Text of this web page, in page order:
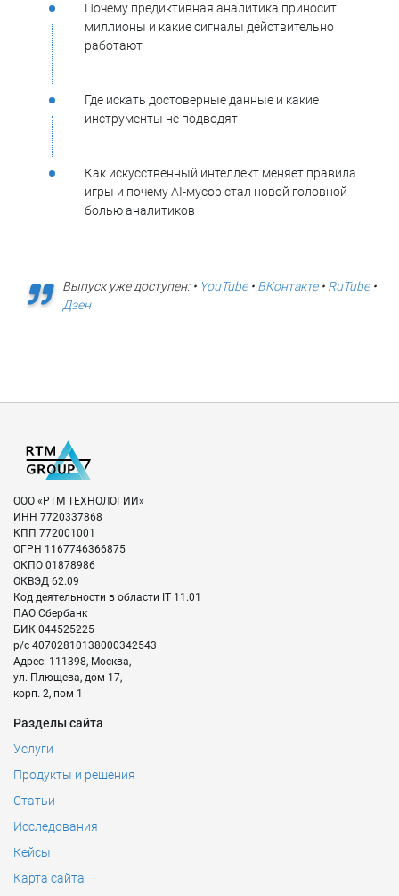
Почему предиктивная аналитика приносит
миллионы и какие сигналы действительно
работают
Где искать достоверные данные и какие
инструменты не подводят
Как искусственный интеллект меняет правила
игры и почему AI-мусор стал новой головной
болью аналитиков
Выпуск уже доступен: • YouTube• ВКонтакте• RuTube•
Дзен
ООО «РТМ ТЕХНОЛОГИИ»
ИНН 7720337868
КПП 772001001
ОГРН 1167746366875
ОКПО 01878986
ОКВЭД 62.09
Код деятельности в области IT 11.01
ПАО Сбербанк
БИК 044525225
р/с 40702810138000342543
Адрес: 111398, Москва,
ул. Плющева, дом 17,
корп. 2, пом 1
Разделы сайта
Услуги
Продукты и решения
Статьи
Исследования
Кейсы
Карта сайта